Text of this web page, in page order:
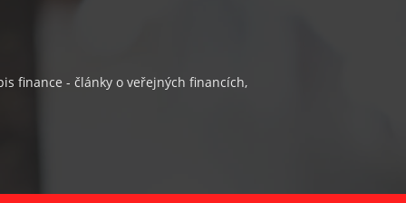
finance - články o veřejných financích,